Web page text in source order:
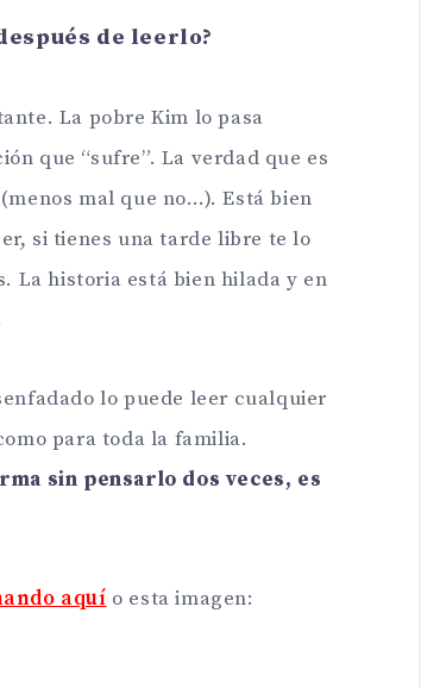
de leerlo?
La pobre Kim lo pasa
que “sufre”. La verdad que es
mal que no…). Está bien
si tienes una tarde libre te lo
La historia está bien hilada y en
lo puede leer cualquier
para toda la familia.
sin pensarlo dos veces, es
aquí o esta imagen: